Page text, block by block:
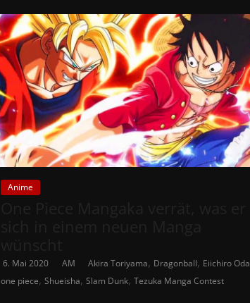
Anime
6. Mai 2020 AM Akira Toriyama, Dragonball, Eiichiro Oda
one piece,Shueisha,Slam Dunk,Tezuka Manga Contest